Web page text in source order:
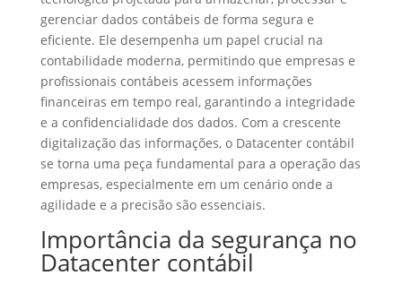
gerenciar dados contábeis de forma segura e
eficiente. Ele desempenha um papel crucial na
contabilidade moderna, permitindo que empresas e
profissionais contábeis acessem informações
financeiras em tempo real, garantindo a integridade
e a confidencialidade dos dados. Com a crescente
digitalização das informações, o Datacenter contábil
se torna uma peça fundamental para a operação das
empresas, especialmente em um cenário onde a
agilidade e a precisão são essenciais.
Importância da segurança no
Datacenter contábil